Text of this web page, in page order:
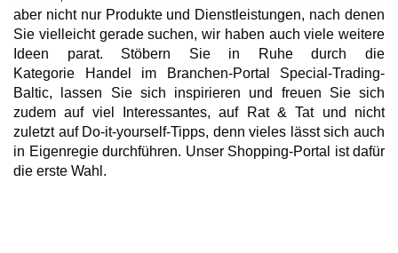
aber nicht nur Produkte und Dienstleistungen, nach denen
Sie vielleicht gerade suchen, wir haben auch viele weitere
Ideen parat. Stöbern Sie in Ruhe durch die
Kategorie Handel im Branchen-Portal Special-Trading-
Baltic, lassen Sie sich inspirieren und freuen Sie sich
zudem auf viel Interessantes, auf Rat & Tat und nicht
zuletzt auf Do-it-yourself-Tipps, denn vieles lässt sich auch
in Eigenregie durchführen. Unser Shopping-Portal ist dafür
die erste Wahl.